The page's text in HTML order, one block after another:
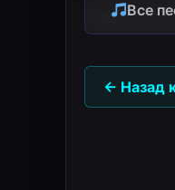
Все
← Назад